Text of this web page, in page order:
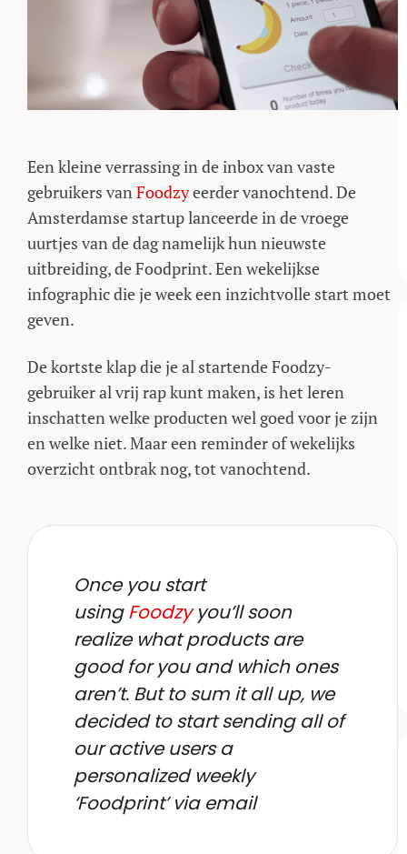
Een kleine verrassing in de inbox van vaste
gebruikers vanFoodzyeerder vanochtend. De
Amsterdamse startup lanceerde in de vroege
uurtjes van de dag namelijk hun nieuwste
uitbreiding, de Foodprint. Een wekelijkse
infographic die je week een inzichtvolle start moet
geven.
De kortste klap die je al startende Foodzy-
gebruiker al vrij rap kunt maken, is het leren
inschatten welke producten wel goed voor je zijn
en welke niet. Maar een reminder of wekelijks
overzicht ontbrak nog, tot vanochtend.
Once you start
usingFoodzyyou’ll soon
realize what products are
good for you and which ones
aren’t. But to sum it all up, we
decided to start sending all of
our active users a
personalized weekly
‘Foodprint’ via email